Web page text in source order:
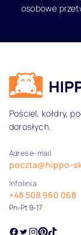
osobowe
Dane
Pościel, kołdry,
dorosłych.
Adres e-mail
poczta@hippo-
Infolinia
+48 508 960 068
Pn-Pt 9-17